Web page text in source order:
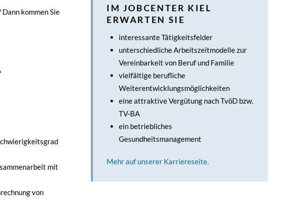
kommen Sie
mit
von
IM JOBCENTER KIEL
ERWARTEN SIE
interessante Tätigkeitsfelder
unterschiedliche Arbeitszeitmodelle zur
Vereinbarkeit von Beruf und Familie
vielfältige berufliche
Weiterentwicklungsmöglichkeiten
eine attraktive Vergütung nach TvöD bzw.
TV-BA
ein betriebliches
Gesundheitsmanagement
Mehr auf unserer Karriereseite.